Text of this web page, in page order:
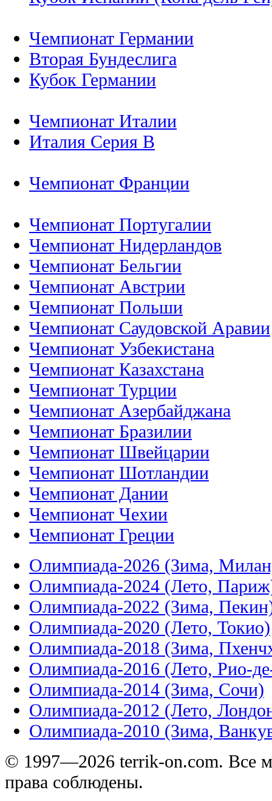
Чемпионат Германии
Вторая Бундеслига
Кубок Германии
Чемпионат Италии
Италия Серия B
Чемпионат Франции
Чемпионат Португалии
Чемпионат Нидерландов
Чемпионат Бельгии
Чемпионат Австрии
Чемпионат Польши
Чемпионат Саудовской Аравии
Чемпионат Узбекистана
Чемпионат Казахстана
Чемпионат Турции
Чемпионат Азербайджана
Чемпионат Бразилии
Чемпионат Швейцарии
Чемпионат Шотландии
Чемпионат Дании
Чемпионат Чехии
Чемпионат Греции
Олимпиада-2026 (Зима,
Олимпиада-2024 (Лето,
Олимпиада-2022 (Зима,
Олимпиада-2020 (Лето, Токио)
Олимпиада-2018 (Зима,
Олимпиада-2016 (Лето, Рио-
Олимпиада-2014 (Зима, Сочи)
Олимпиада-2012 (Лето,
Олимпиада-2010 (Зима,
© 1997—2026 terrik-on.com. Все
права соблюдены.